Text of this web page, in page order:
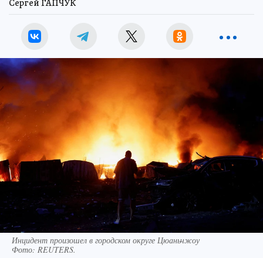
Сергей ГАПЧУК
Инцидент произошел в городском округе Цюаньчжоу
Фото: REUTERS.